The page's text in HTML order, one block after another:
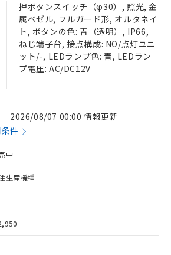
押ボタンスイッチ（φ30）, 照光, 金
属ベゼル, フルガード形, オルタネイ
ト, ボタンの色: 青（透明）, IP66,
ねじ端子台, 接点構成: NO/点灯ユニ
ット/-, LEDランプ色: 青, LEDラン
プ電圧: AC/DC12V
2026/08/07 00:00 情報更新
件
中
生産機種